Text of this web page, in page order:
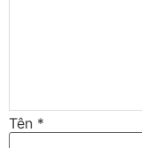
Tên *